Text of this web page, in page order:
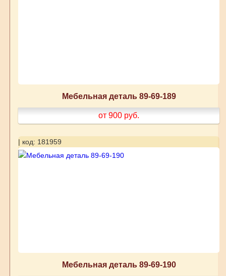
Мебельная деталь 89-69-189
от 900 руб.
| код: 181959
Мебельная деталь 89-69-190